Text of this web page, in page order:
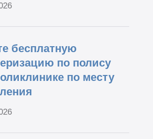
бесплатную
по полису
по месту